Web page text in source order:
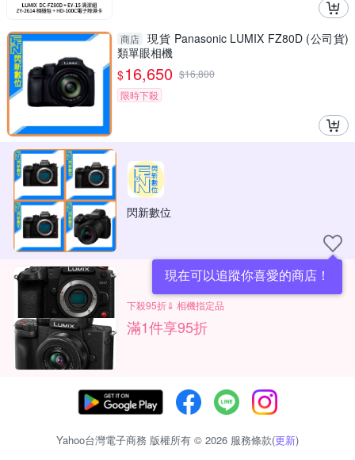
商店 現貨 Panasonic LUMIX FZ80D (公司貨)
類單眼相機
$16,650 $16,800
限時下殺
閃新數位
現在可以追蹤你喜愛的商店！
下殺95折⇓ 相機指定品
滿1件享95折
Yahoo台灣電子商務 版權所有 © 2026 服務條款(更新)